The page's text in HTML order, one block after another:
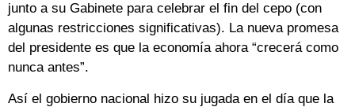
junto a su Gabinete para celebrar el fin del cepo (con
algunas restricciones significativas). La nueva promesa
del presidente es que la economía ahora “crecerá como
nunca antes”.
Así el gobierno nacional hizo su jugada en el día que la